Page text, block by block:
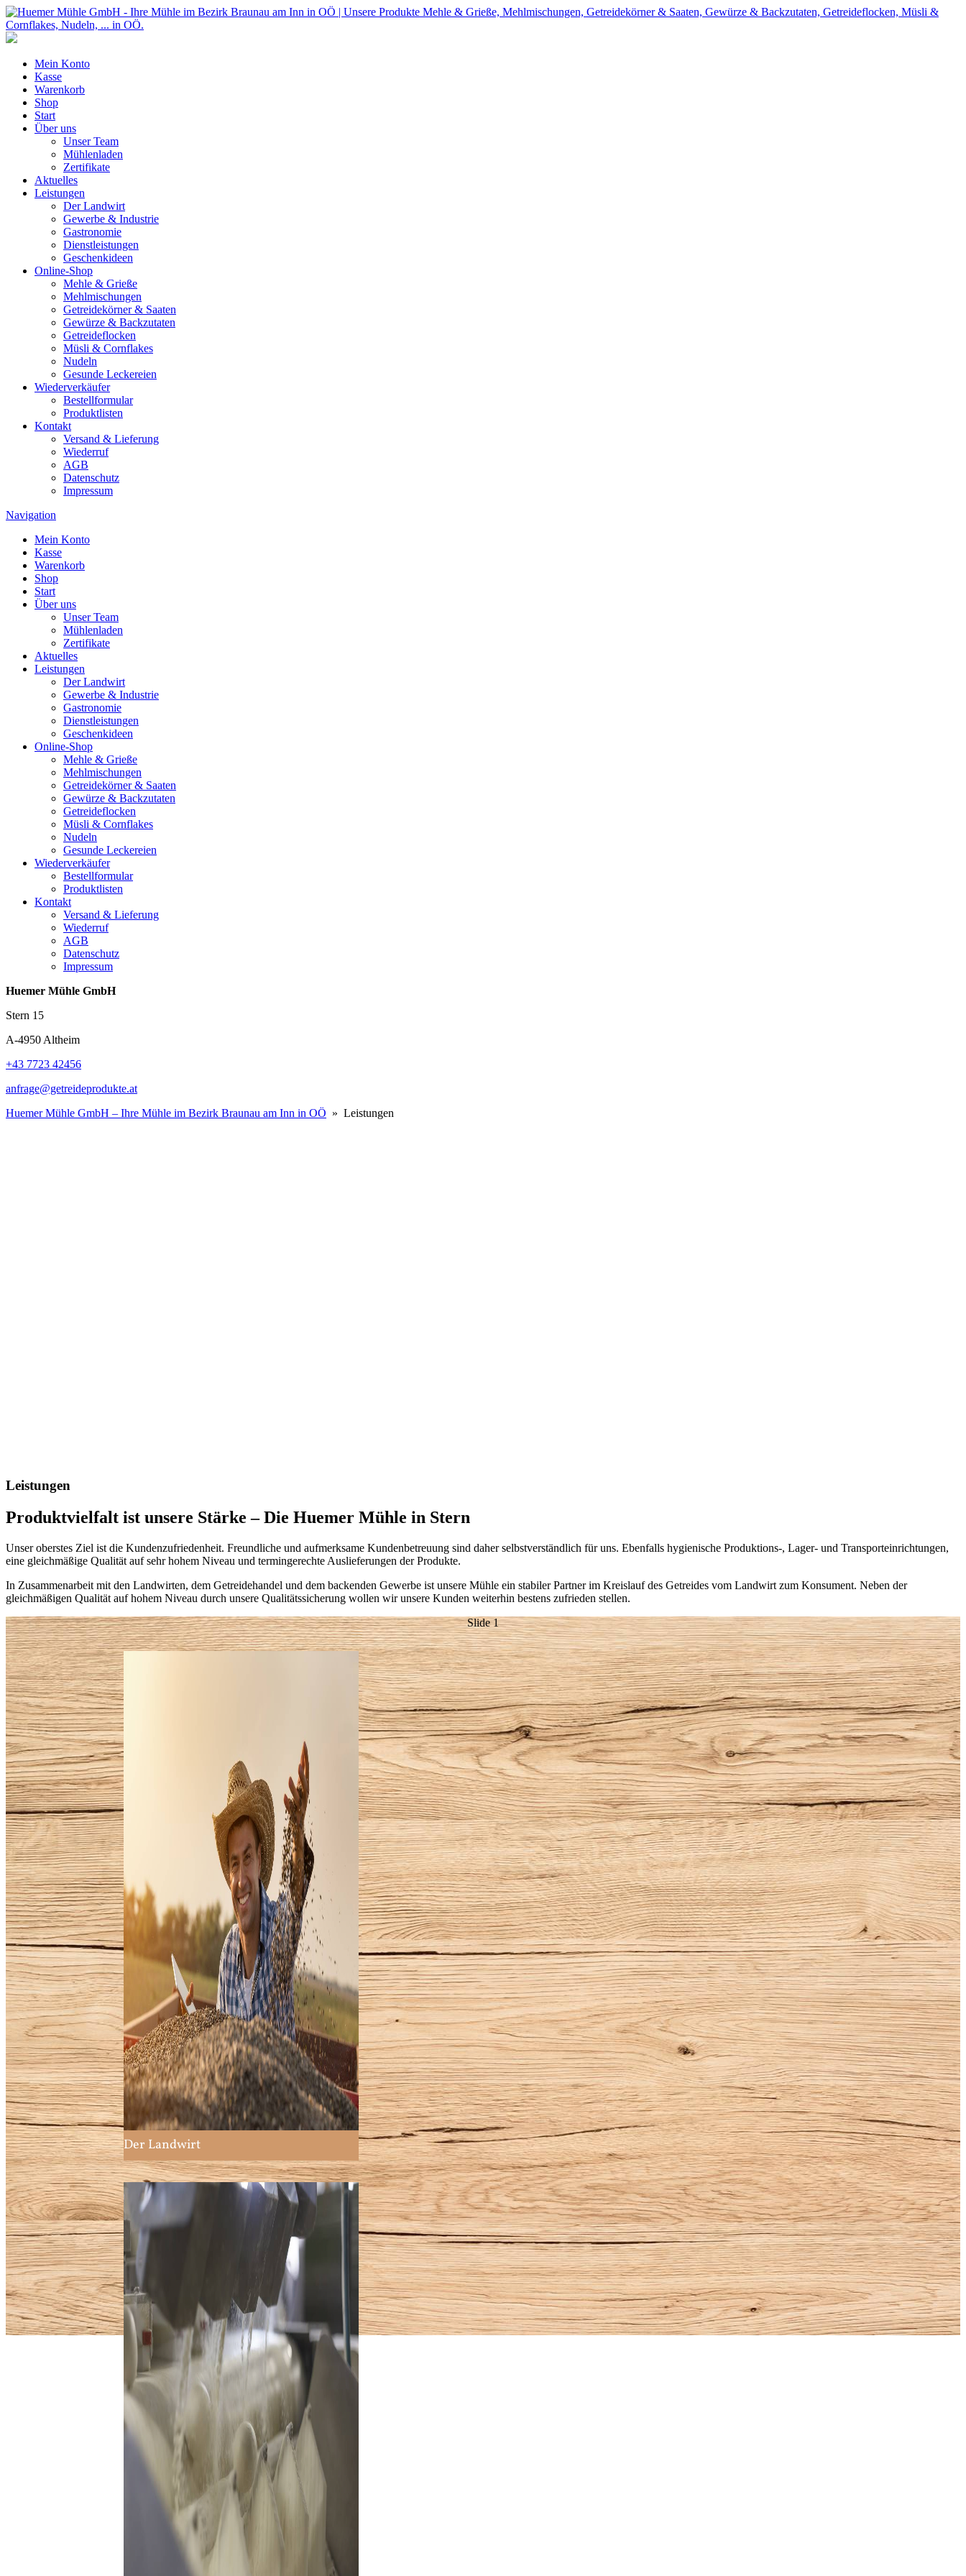
Mein Konto
Kasse
Warenkorb
Shop
Start
Über uns
Unser Team
Mühlenladen
Zertifikate
Aktuelles
Leistungen
Der Landwirt
Gewerbe & Industrie
Gastronomie
Dienstleistungen
Geschenkideen
Online-Shop
Mehle & Grieße
Mehlmischungen
Getreidekörner & Saaten
Gewürze & Backzutaten
Getreideflocken
Müsli & Cornflakes
Nudeln
Gesunde Leckereien
Wiederverkäufer
Bestellformular
Produktlisten
Kontakt
Versand & Lieferung
Wiederruf
AGB
Datenschutz
Impressum
Navigation
Mein Konto
Kasse
Warenkorb
Shop
Start
Über uns
Unser Team
Mühlenladen
Zertifikate
Aktuelles
Leistungen
Der Landwirt
Gewerbe & Industrie
Gastronomie
Dienstleistungen
Geschenkideen
Online-Shop
Mehle & Grieße
Mehlmischungen
Getreidekörner & Saaten
Gewürze & Backzutaten
Getreideflocken
Müsli & Cornflakes
Nudeln
Gesunde Leckereien
Wiederverkäufer
Bestellformular
Produktlisten
Kontakt
Versand & Lieferung
Wiederruf
AGB
Datenschutz
Impressum
Huemer Mühle GmbH
Stern 15
A-4950 Altheim
+43 7723 42456
anfrage@getreideprodukte.at
Huemer Mühle GmbH – Ihre Mühle im Bezirk Braunau am Inn in OÖ » Leistungen
Leistungen
Produktvielfalt ist unsere Stärke – Die Huemer Mühle in Stern
Unser oberstes Ziel ist die Kundenzufriedenheit. Freundliche und aufmerksame Kundenbetreuung sind daher selbstverständlich für uns. Ebenfalls hygienische Produktions-, Lager- und Transporteinrichtungen,
eine gleichmäßige Qualität auf sehr hohem Niveau und termingerechte Auslieferungen der Produkte.
In Zusammenarbeit mit den Landwirten, dem Getreidehandel und dem backenden Gewerbe ist unsere Mühle ein stabiler Partner im Kreislauf des Getreides vom Landwirt zum Konsument. Neben der
gleichmäßigen Qualität auf hohem Niveau durch unsere Qualitätssicherung wollen wir unsere Kunden weiterhin bestens zufrieden stellen.
Slide 1
Der Landwirt